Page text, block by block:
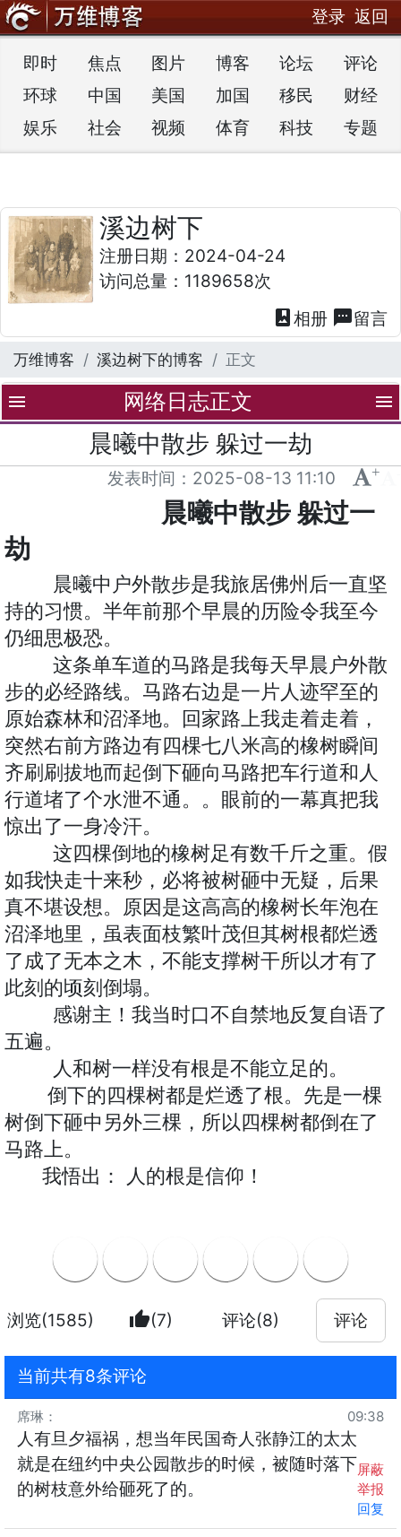
登录 返回
即时 焦点 图片 博客 论坛
评论
环球
中国 美国 加国 移民
财经
娱乐
社会 视频 体育 科技 专题
溪边树下
注册日期：2024-04-24
访问总量：1189658次
photo_album 相册 textsms留言
万维博客 溪边树下的博客 正文
menu 网络日志正文 menu
晨曦中散步 躲过一劫
发表时间： 2025-08-13 11:10 +
晨曦中散步 躲过一
劫
晨曦中户外散步是我旅居佛州后一直坚
持的习惯。半年前那个早晨的历险令我至今
仍细思极恐。
这条单车道的马路是我每天早晨户外散
步的必经路线。马路右边是一片人迹罕至的
原始森林和沼泽地。回家路上我走着走着，
突然右前方路边有四棵七八米高的橡树瞬间
齐刷刷拔地而起倒下砸向马路把车行道和人
行道堵了个水泄不通。。眼前的一幕真把我
惊出了一身冷汗。
这四棵倒地的橡树足有数千斤之重。假
如我快走十来秒，必将被树砸中无疑，后果
真不堪设想。原因是这高高的橡树长年泡在
沼泽地里，虽表面枝繁叶茂但其树根都烂透
了成了无本之木 ，不能支撑树干所以才有了
此刻的顷刻倒塌。
感谢主！我当时口不自禁地反复自语了
五遍。
人和树一样没有根是不能立足的。
倒下的四棵树都是烂透了根。先是一棵
树倒下砸中另外三棵，所以四棵树都倒在了
马路上。
我悟出： 人的根是信仰！
浏览(1585) thumb_up(7) 评论(8) 评论
当前共有8条评论
席琳 ： 09:38
人有旦夕福祸，想当年民国奇人张静江的太太
就是在纽约中央公园散步的时候，被随时落下
的树枝意外给砸死了的。
屏蔽
举报
回复